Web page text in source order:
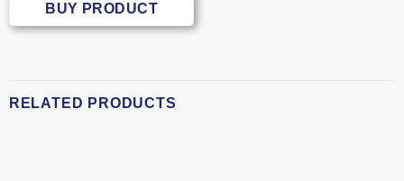
BUY PRODUCT
RELATED PRODUCTS